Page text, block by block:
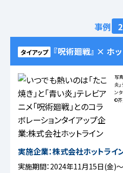
事例
タイアップ 『呪術廻戦』 × ホ
写
炎
ン
©芥
実施企業：株式会社ホットライ
実施期間：2024年11月15日(金)